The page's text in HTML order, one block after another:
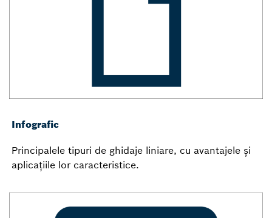
Infografic
Principalele tipuri de ghidaje liniare, cu avantajele și
aplicațiile lor caracteristice.